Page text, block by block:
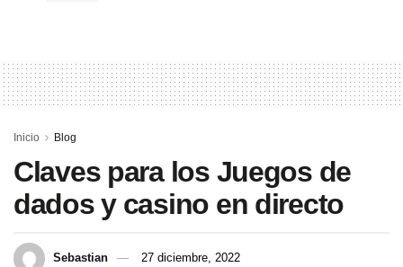
Inicio Blog
Claves para los Juegos de
dados y casino en directo
Sebastian 27 diciembre, 2022